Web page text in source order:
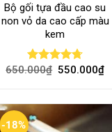
Bộ gối tựa đầu cao su
non vỏ da cao cấp màu
kem
Rated4.70
650.000₫ 550.000₫
-18%